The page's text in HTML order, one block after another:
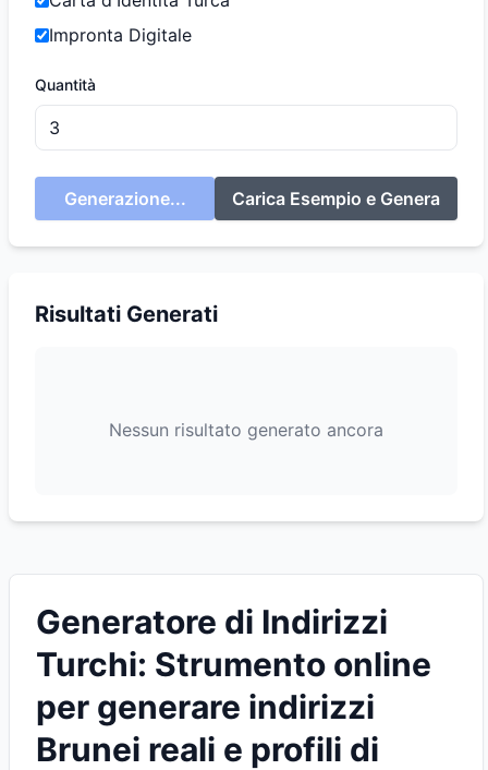
Impronta Digitale
Quantità
Generazione... Carica Esempio e Genera
Risultati Generati
Nessun risultato generato ancora
Generatore di Indirizzi
Turchi: Strumento online
per generare indirizzi
Brunei reali e profili di